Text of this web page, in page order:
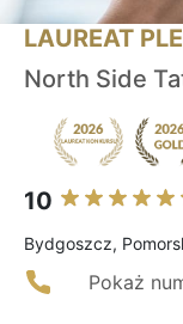
LAUREAT
North Side
10
Bydgoszcz,
Pokaż